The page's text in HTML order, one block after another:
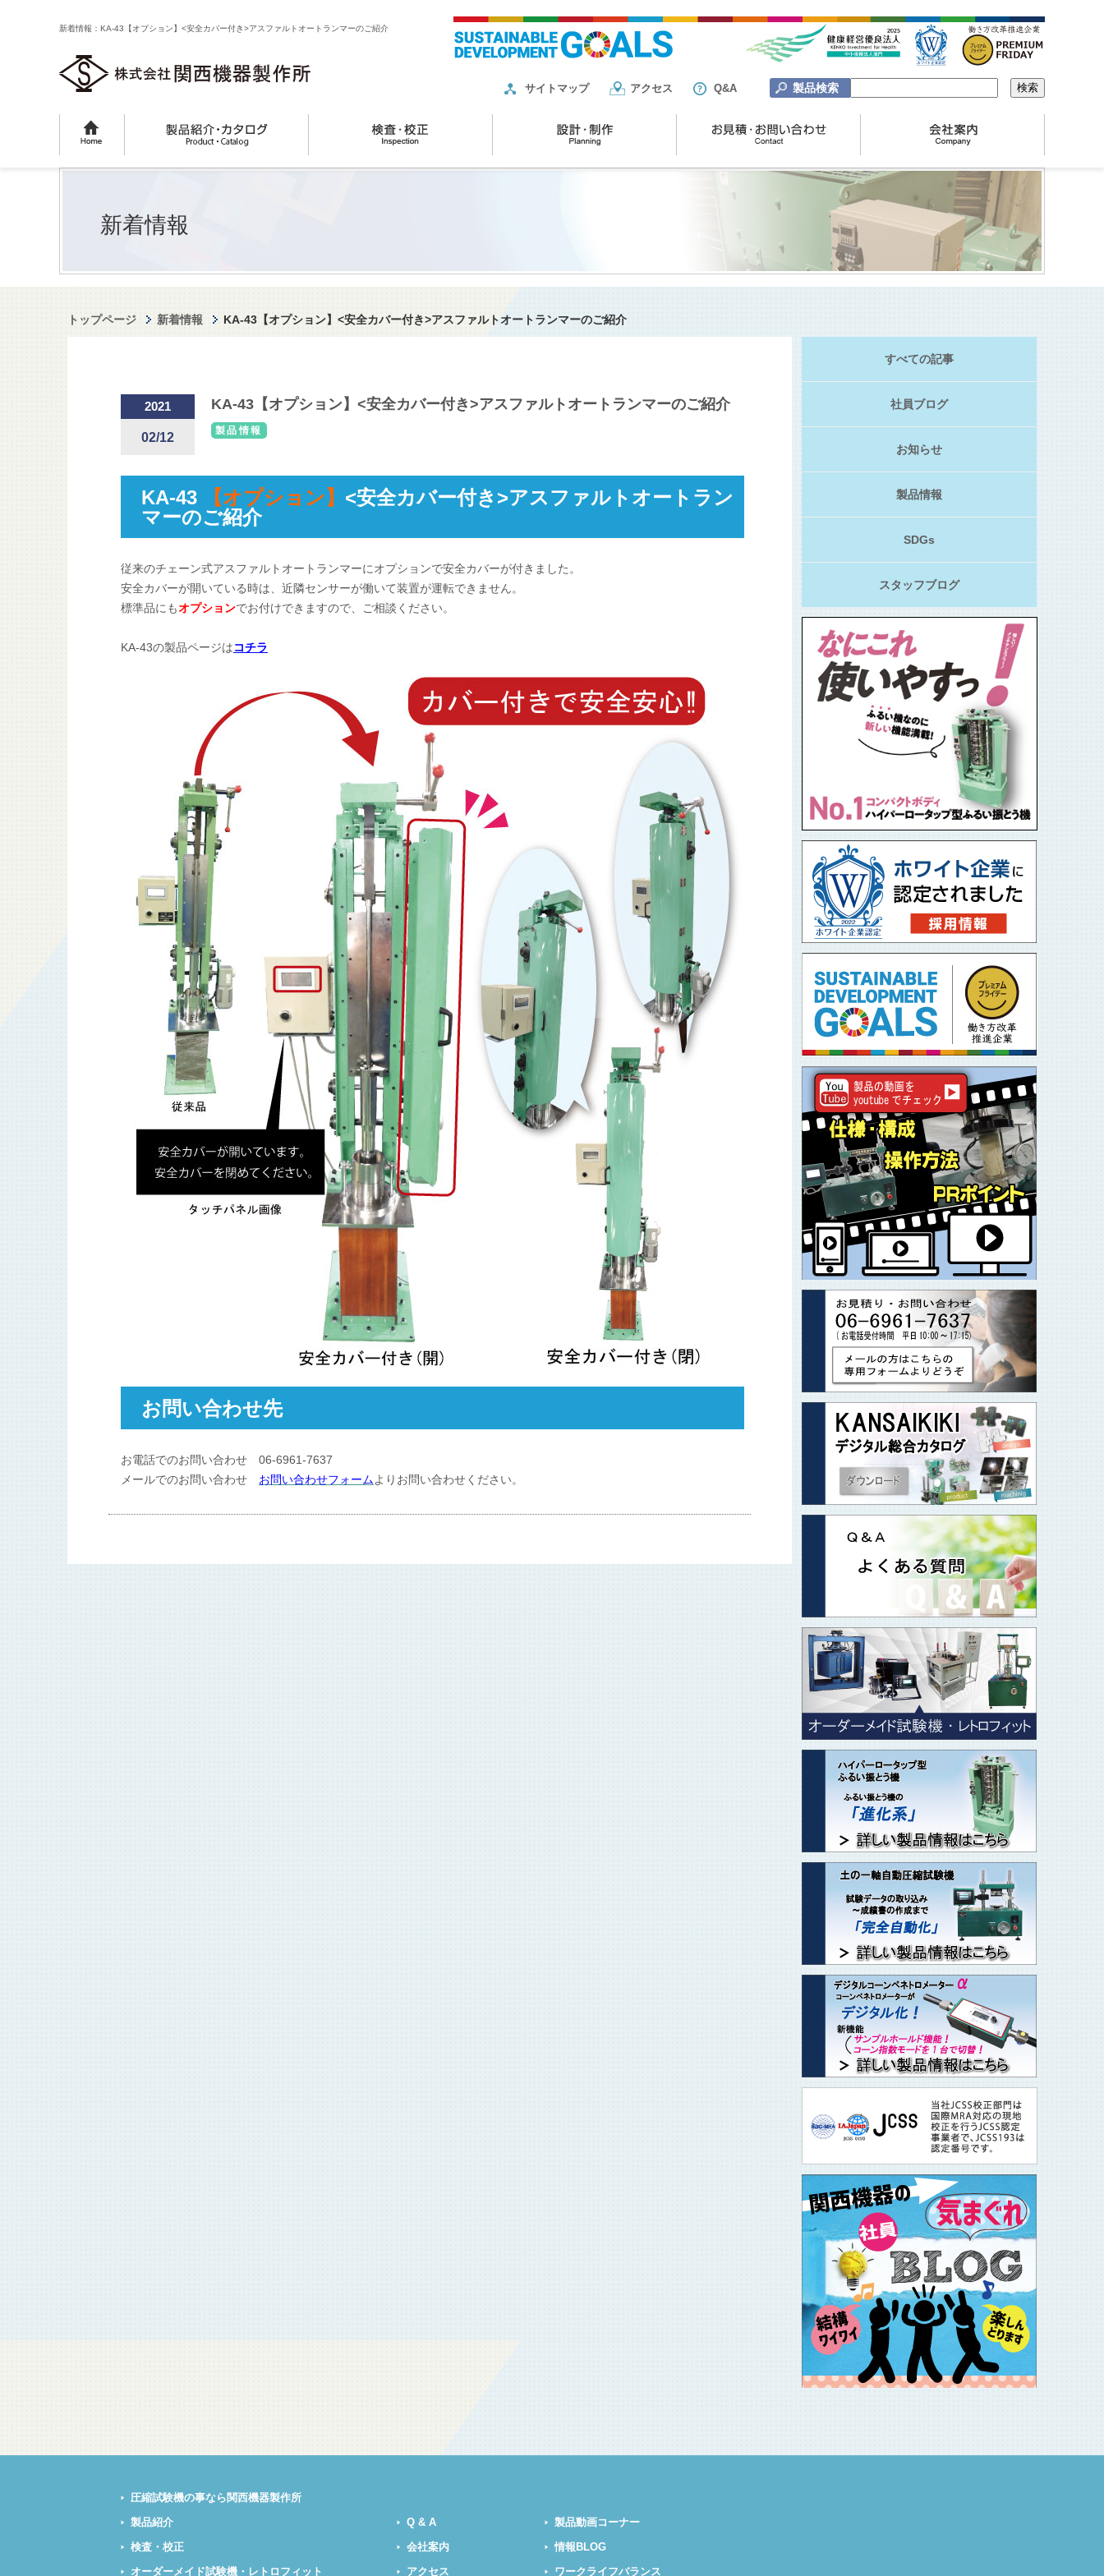
新着情報：KA-43【オプション】<安全カバー付き>アスファルトオートランマーのご紹介
サイトマップ アクセス Q&A 製品検索
新着情報
トップページ 新着情報 KA-43【オプション】<安全カバー付き>アスファルトオートランマーのご紹介
2021
02/12
KA-43【オプション】<安全カバー付き>アスファルトオートランマーのご紹介
製品情報
KA-43 【オプション】 <安全カバー付き>アスファルトオートラン
マーのご紹介
従来のチェーン式アスファルトオートランマーにオプションで安全カバーが付きました。
安全カバーが開いている時は、近隣センサーが働いて装置が運転できません。
標準品にもオプションでお付けできますので、ご相談ください。
KA-43の製品ページはコチラ
お問い合わせ先
お電話でのお問い合わせ 06-6961-7637
メールでのお問い合わせ お問い合わせフォームよりお問い合わせください。
すべての記事
社員ブログ
お知らせ
製品情報
SDGs
スタッフブログ
圧縮試験機の事なら関西機器製作所
製品紹介
検査・校正
オーダーメイド試験機・レトロフィット
Q & A
会社案内
アクセス
製品動画コーナー
情報BLOG
ワークライフバランス